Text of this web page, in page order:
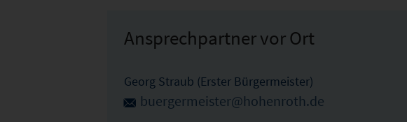
Ansprechpartner vor Ort
Georg Straub (Erster Bürgermeister)
buergermeister@hohenroth.de